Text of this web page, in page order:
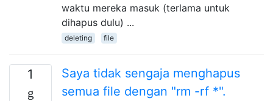
waktu mereka masuk (terlama untuk
dihapus dulu) ...
deleting file
1
Saya tidak sengaja menghapus
semua file dengan "rm -rf *".